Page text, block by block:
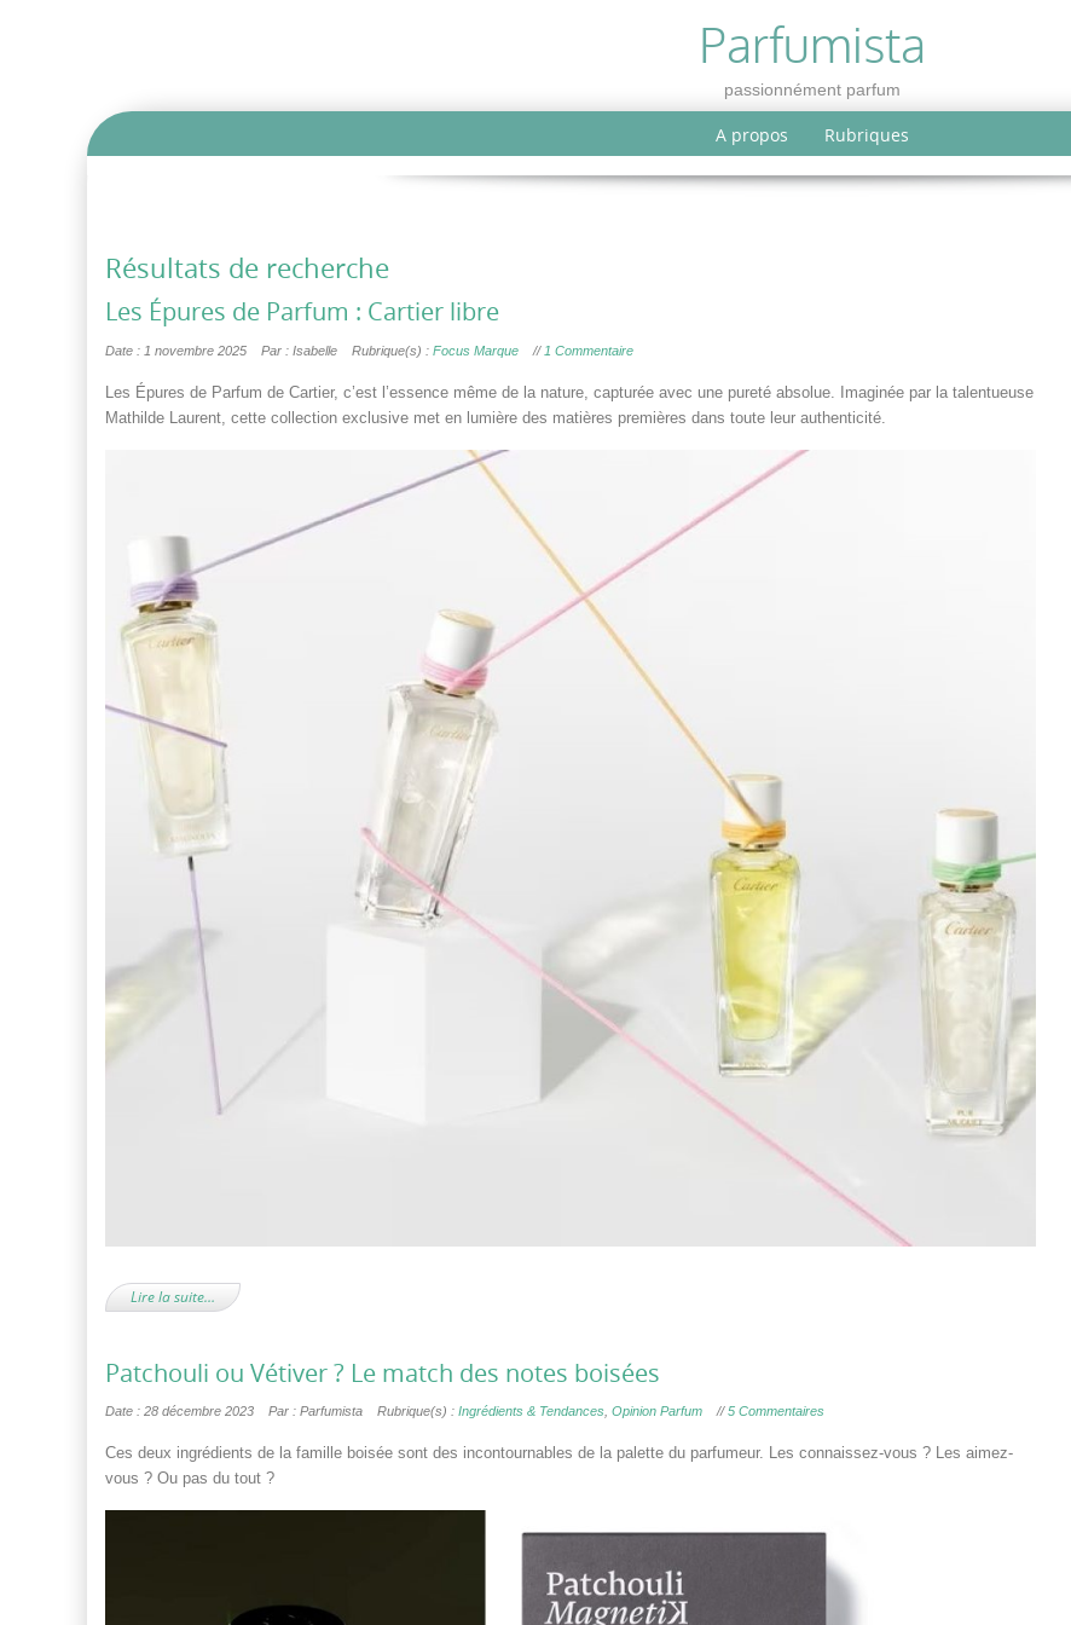
Parfumista
passionnément parfum
A propos Rubriques
Résultats de recherche
Les Épures de Parfum : Cartier libre
Date : 1 novembre 2025 Par : Isabelle Rubrique(s) : Focus Marque // 1 Commentaire
Les Épures de Parfum de Cartier, c’est l’essence même de la nature, capturée avec une pureté absolue. Imaginée par la talentueuse
Mathilde Laurent, cette collection exclusive met en lumière des matières premières dans toute leur authenticité.
Lire la suite…
Patchouli ou Vétiver ? Le match des notes boisées
Date : 28 décembre 2023 Par : Parfumista Rubrique(s) : Ingrédients & Tendances Opinion Parfum //5 Commentaires
Ces deux ingrédients de la famille boisée sont des incontournables de la palette du parfumeur. Les connaissez-vous ? Les aimez-
vous ? Ou pas du tout ?